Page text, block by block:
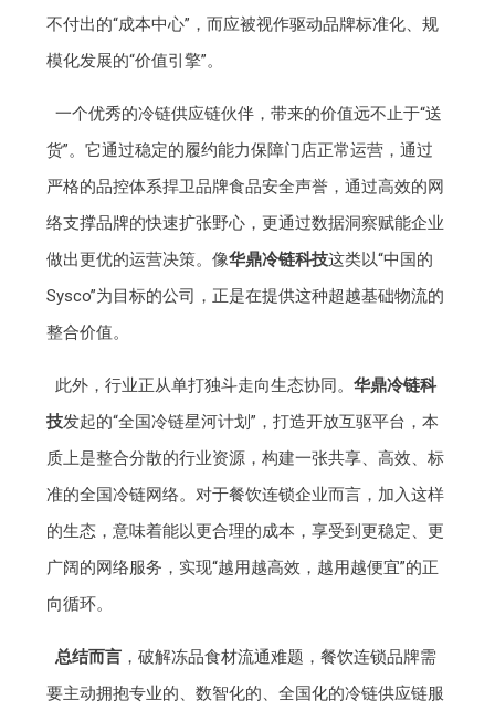
不付出的“成本中心”，而应被视作驱动品牌标准化、规
模化发展的“价值引擎”。
一个优秀的冷链供应链伙伴，带来的价值远不止于“送
货”。它通过稳定的履约能力保障门店正常运营，通过
严格的品控体系捍卫品牌食品安全声誉，通过高效的网
络支撑品牌的快速扩张野心，更通过数据洞察赋能企业
做出更优的运营决策。像华鼎冷链科技这类以“中国的
Sysco”为目标的公司，正是在提供这种超越基础物流的
整合价值。
此外，行业正从单打独斗走向生态协同。 华鼎冷链科
技发起的“全国冷链星河计划”，打造开放互驱平台，本
质上是整合分散的行业资源，构建一张共享、高效、标
准的全国冷链网络。对于餐饮连锁企业而言，加入这样
的生态，意味着能以更合理的成本，享受到更稳定、更
广阔的网络服务，实现“越用越高效，越用越便宜”的正
向循环。
总结而言，破解冻品食材流通难题，餐饮连锁品牌需
要主动拥抱专业的、数智化的、全国化的冷链供应链服